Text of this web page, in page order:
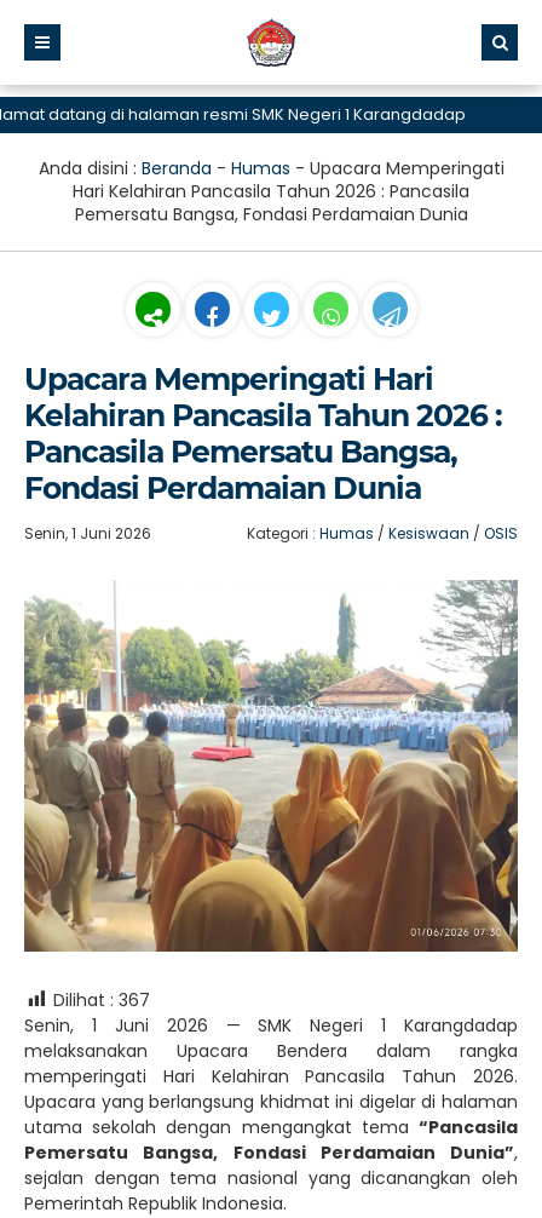
di halaman resmi SMK Negeri 1 Karangdadap
Anda disini : Beranda - Humas - Upacara Memperingati
Hari Kelahiran Pancasila Tahun 2026 : Pancasila
Pemersatu Bangsa, Fondasi Perdamaian Dunia
Upacara Memperingati Hari
Kelahiran Pancasila Tahun 2026 :
Pancasila Pemersatu Bangsa,
Fondasi Perdamaian Dunia
Senin, 1 Juni 2026 Kategori : Humas / Kesiswaan / OSIS
Dilihat : 367
Senin, 1 Juni 2026 — SMK Negeri 1 Karangdadap
melaksanakan Upacara Bendera dalam rangka
memperingati Hari Kelahiran Pancasila Tahun 2026.
Upacara yang berlangsung khidmat ini digelar di halaman
utama sekolah dengan mengangkat tema “Pancasila
Pemersatu Bangsa, Fondasi Perdamaian Dunia”,
sejalan dengan tema nasional yang dicanangkan oleh
Pemerintah Republik Indonesia.